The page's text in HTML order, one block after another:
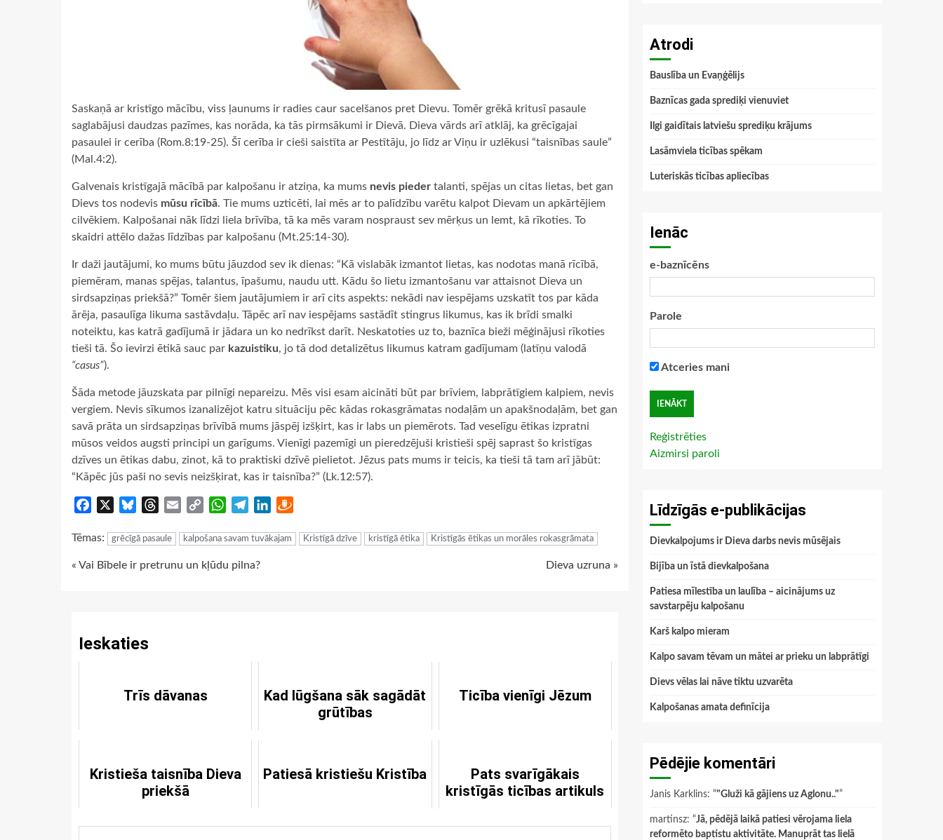
Saskaņā ar kristīgo mācību, viss ļaunums ir radies caur sacelšanos pret Dievu. Tomēr grēkā kritusī pasaule
saglabājusi daudzas pazīmes, kas norāda, ka tās pirmsākumi ir Dievā. Dieva vārds arī atklāj, ka grēcīgajai
pasaulei ir cerība (Rom.8:19-25). Šī cerība ir cieši saistīta ar Pestītāju, jo līdz ar Viņu ir uzlēkusi “taisnības saule”
(Mal.4:2).
Galvenais kristīgajā mācībā par kalpošanu ir atziņa, ka mums nevis pieder talanti, spējas un citas lietas, bet gan
Dievs tos nodevis mūsu rīcībā. Tie mums uzticēti, lai mēs ar to palīdzību varētu kalpot Dievam un apkārtējiem
cilvēkiem. Kalpošanai nāk līdzi liela brīvība, tā ka mēs varam nospraust sev mērķus un lemt, kā rīkoties. To
skaidri attēlo dažas līdzības par kalpošanu (Mt.25:14-30).
Ir daži jautājumi, ko mums būtu jāuzdod sev ik dienas: “Kā vislabāk izmantot lietas, kas nodotas manā rīcībā,
piemēram, manas spējas, talantus, īpašumu, naudu utt. Kādu šo lietu izmantošanu var attaisnot Dieva un
sirdsapziņas priekšā?” Tomēr šiem jautājumiem ir arī cits aspekts: nekādi nav iespējams uzskatīt tos par kāda
ārēja, pasaulīga likuma sastāvdaļu. Tāpēc arī nav iespējams sastādīt stingrus likumus, kas ik brīdi smalki
noteiktu, kas katrā gadījumā ir jādara un ko nedrīkst darīt. Neskatoties uz to, baznīca bieži mēģinājusi rīkoties
tieši tā. Šo ievirzi ētikā sauc par kazuistiku, jo tā dod detalizētus likumus katram gadījumam (latīņu valodā
“casus”).
Šāda metode jāuzskata par pilnīgi nepareizu. Mēs visi esam aicināti būt par brīviem, labprātīgiem kalpiem, nevis
vergiem. Nevis sīkumos izanalizējot katru situāciju pēc kādas rokasgrāmatas nodaļām un apakšnodaļām, bet gan
savā prāta un sirdsapziņas brīvībā mums jāspēj izšķirt, kas ir labs un piemērots. Tad veselīgu ētikas izpratni
mūsos veidos augsti principi un garīgums. Vienīgi pazemīgi un pieredzējuši kristieši spēj saprast šo kristīgas
dzīves un ētikas dabu, zinot, kā to praktiski dzīvē pielietot. Jēzus pats mums ir teicis, ka tieši tā tam arī jābūt:
“Kāpēc jūs paši no sevis neizšķirat, kas ir taisnība?” (Lk.12:57).
Facebook BlueskyThreads
Email
Copy
WhatsApp
TelegramLinkedIn
Tēmas: grēcīgā pasaule kalpošana savam tuvākajam Kristīgā dzīve kristīgā ētika Kristīgās ētikas un morāles rokasgrāmata
Continue
« Vai Bībele ir pretrunu un kļūdu pilna? Dieva uzruna »
Ieskaties
Trīs dāvanas
Kad lūgšana sāk sagādāt
grūtības
Ticība vienīgi Jēzum
Kristieša taisnība Dieva
priekšā
Patiesā kristiešu Kristība
Pats svarīgākais
kristīgās ticības artikuls
Atrodi
Bauslība un Evaņģēlijs
Baznīcas gada sprediķi vienuviet
Ilgi gaidītais latviešu sprediķu krājums
Lasāmviela ticības spēkam
Luteriskās ticības apliecības
Ienāc
e-baznīcēns
Parole
Atceries mani
Reģistrēties
Aizmirsi paroli
Līdzīgās e-publikācijas
Dievkalpojums ir Dieva darbs nevis mūsējais
Bijība un īstā dievkalpošana
Patiesa mīlestība un laulība – aicinājums uz
savstarpēju kalpošanu
Karš kalpo mieram
Kalpo savam tēvam un mātei ar prieku un labprātīgi
Dievs vēlas lai nāve tiktu uzvarēta
Kalpošanas amata definīcija
Pēdējie komentāri
Janis Karklins: “"Gluži kā gājiens uz Aglonu.."”
martinsz: “Jā, pēdējā laikā patiesi vērojama liela
reformēto baptistu aktivitāte. Manuprāt tas lielā